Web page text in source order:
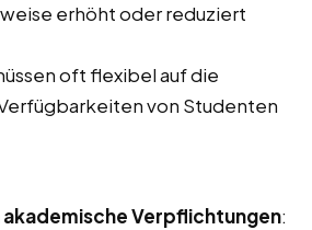
erhöht oder reduziert
oft flexibel auf die
von Studenten
akademische Verpflichtungen: